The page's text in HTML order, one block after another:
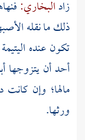
زادالبخاري:
ذلك ما نقله
تكون عنده
أحد أن يتزوجها
مالها؛ وإن
ورثها.